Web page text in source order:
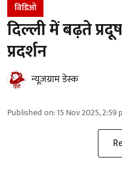
विडिओ
दिल्ली में बढ़ते
प्रदर्शन
न्यूज़ग्राम डेस्क
Published on:15 Nov 2025, 2:59